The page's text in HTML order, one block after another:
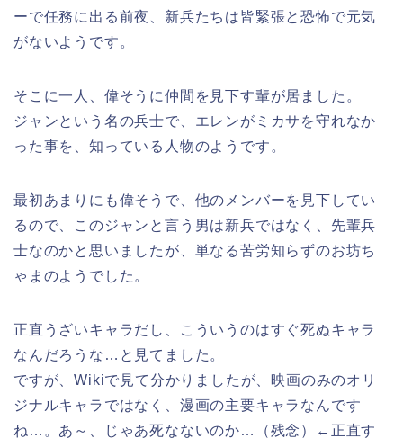
ーで任務に出る前夜、新兵たちは皆緊張と恐怖で元気
がないようです。
そこに一人、偉そうに仲間を見下す輩が居ました。
ジャンという名の兵士で、エレンがミカサを守れなか
った事を、知っている人物のようです。
最初あまりにも偉そうで、他のメンバーを見下してい
るので、このジャンと言う男は新兵ではなく、先輩兵
士なのかと思いましたが、単なる苦労知らずのお坊ち
ゃまのようでした。
正直うざいキャラだし、こういうのはすぐ死ぬキャラ
なんだろうな…と見てました。
ですが、Wikiで見て分かりましたが、映画のみのオリ
ジナルキャラではなく、漫画の主要キャラなんです
ね…。あ～、じゃあ死なないのか…（残念）←正直す